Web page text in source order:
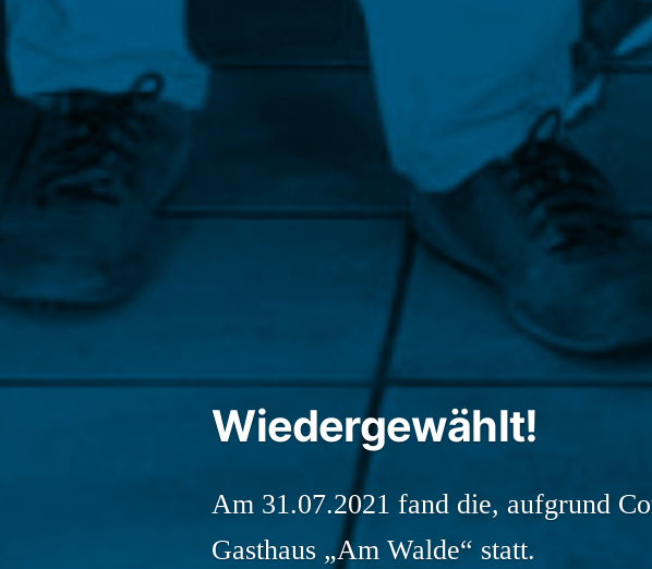
Wiedergewählt!
Am 31.07.2021 fand die, aufgrund
Gasthaus „Am Walde“ statt.